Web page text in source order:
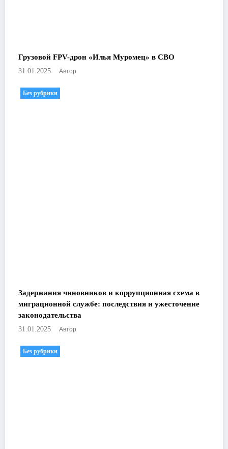
Грузовой FPV-дрон «Илья Муромец» в СВО
31.01.2025 Автор
Без рубрики
Задержания чиновников и коррупционная схема в
миграционной службе: последствия и ужесточение
законодательства
31.01.2025 Автор
Без рубрики